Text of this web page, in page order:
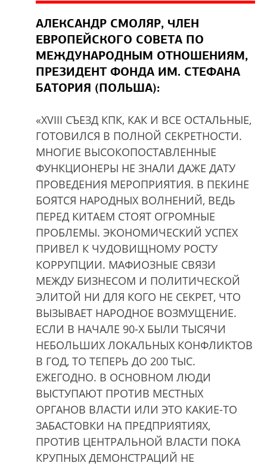
АЛЕКСАНДР СМОЛЯР, ЧЛЕН
ЕВРОПЕЙСКОГО СОВЕТА ПО
МЕЖДУНАРОДНЫМ ОТНОШЕНИЯМ,
ПРЕЗИДЕНТ ФОНДА ИМ. СТЕФАНА
БАТОРИЯ (ПОЛЬША):
«XVIII СЪЕЗД КПК, КАК И ВСЕ ОСТАЛЬНЫЕ,
ГОТОВИЛСЯ В ПОЛНОЙ СЕКРЕТНОСТИ.
МНОГИЕ ВЫСОКОПОСТАВЛЕННЫЕ
ФУНКЦИОНЕРЫ НЕ ЗНАЛИ ДАЖЕ ДАТУ
ПРОВЕДЕНИЯ МЕРОПРИЯТИЯ. В ПЕКИНЕ
БОЯТСЯ НАРОДНЫХ ВОЛНЕНИЙ, ВЕДЬ
ПЕРЕД КИТАЕМ СТОЯТ ОГРОМНЫЕ
ПРОБЛЕМЫ. ЭКОНОМИЧЕСКИЙ УСПЕХ
ПРИВЕЛ К ЧУДОВИЩНОМУ РОСТУ
КОРРУПЦИИ. МАФИОЗНЫЕ СВЯЗИ
МЕЖДУ БИЗНЕСОМ И ПОЛИТИЧЕСКОЙ
ЭЛИТОЙ НИ ДЛЯ КОГО НЕ СЕКРЕТ, ЧТО
ВЫЗЫВАЕТ НАРОДНОЕ ВОЗМУЩЕНИЕ.
ЕСЛИ В НАЧАЛЕ 90-Х БЫЛИ ТЫСЯЧИ
НЕБОЛЬШИХ ЛОКАЛЬНЫХ КОНФЛИКТОВ
В ГОД, ТО ТЕПЕРЬ ДО 200 ТЫС.
ЕЖЕГОДНО. В ОСНОВНОМ ЛЮДИ
ВЫСТУПАЮТ ПРОТИВ МЕСТНЫХ
ОРГАНОВ ВЛАСТИ ИЛИ ЭТО КАКИЕ-ТО
ЗАБАСТОВКИ НА ПРЕДПРИЯТИЯХ,
ПРОТИВ ЦЕНТРАЛЬНОЙ ВЛАСТИ ПОКА
КРУПНЫХ ДЕМОНСТРАЦИЙ НЕ